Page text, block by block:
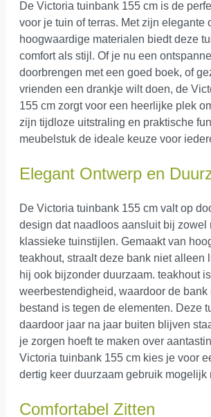
De Victoria tuinbank 155 cm is de
voor je tuin of terras. Met zijn elegante
hoogwaardige materialen biedt deze
comfort als stijl. Of je nu een
doorbrengen met een goed boek, of
vrienden een drankje wilt doen, de
155 cm zorgt voor een heerlijke plek
zijn tijdloze uitstraling en praktische
meubelstuk de ideale keuze voor
Elegant Ontwerp en
De Victoria tuinbank 155 cm valt op
design dat naadloos aansluit bij zowel
klassieke tuinstijlen. Gemaakt van
teakhout, straalt deze bank niet alleen
hij ook bijzonder duurzaam. teakhout
weerbestendigheid, waardoor de bank
bestand is tegen de elementen. Deze
daardoor jaar na jaar buiten blijven
je zorgen hoeft te maken over
Victoria tuinbank 155 cm kies je voor
dertig keer duurzaam gebruik mogelijk
Comfortabel Zitten